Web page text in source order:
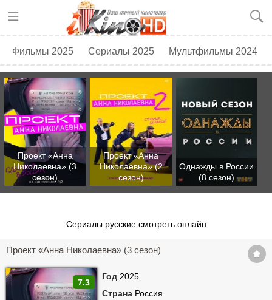
Фильмы 2025 Сериалы 2025 Мультфильмы 2024
Топ 250 Скоро в кино
Проект «Анна
Николаевна» (3
сезон)
Проект «Анна
Николаевна» (2
сезон)
Однажды в России
(8 сезон)
Ландыши. Такая
нежная любовь (1
сезон)
Золотое дно (1
сезон)
Сериалы русские смотреть онлайн
Проект «Анна Николаевна» (3 сезон)
7.3
Год 2025
Страна Россия